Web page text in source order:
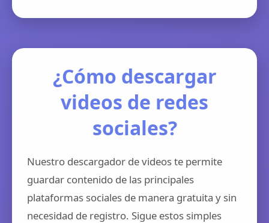
¿Cómo descargar
videos de redes
sociales?
Nuestro descargador de videos te permite
guardar contenido de las principales
plataformas sociales de manera gratuita y sin
necesidad de registro. Sigue estos simples